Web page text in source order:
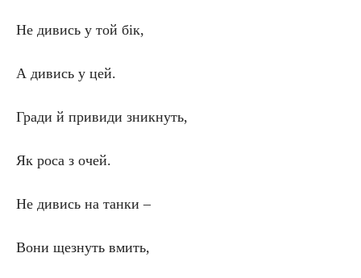
Не дивись у той бік,
А дивись у цей.
Гради й привиди зникнуть,
Як роса з очей.
Не дивись на танки –
Вони щезнуть вмить,